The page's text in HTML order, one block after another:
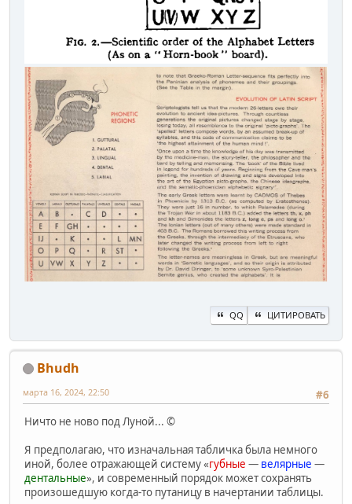
QQ ЦИТИРОВАТЬ
Bhudh
#6
марта 16, 2024, 22:50
Ничто не ново под Луной... ©
Я предполагаю, что изначальная табличка была немного
иной, более отражающей систему «губные — велярные —
дентальные», и современный порядок может сохранять
произошедшую когда-то путаницу в начертании таблицы.